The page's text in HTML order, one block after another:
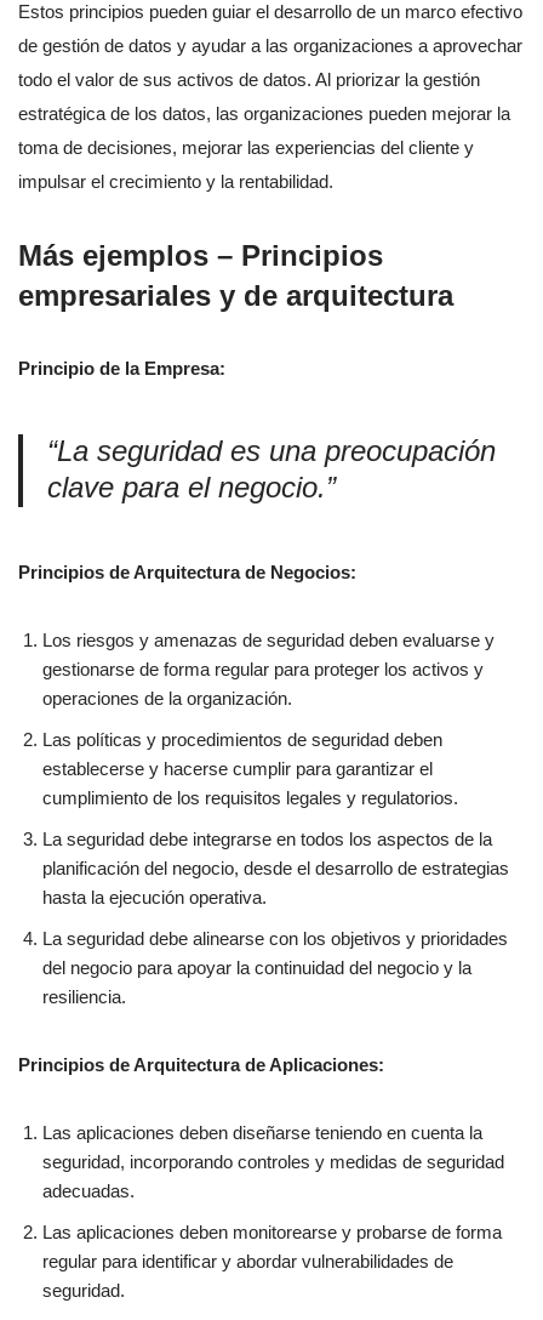
Estos principios pueden guiar el desarrollo de un marco efectivo
de gestión de datos y ayudar a las organizaciones a aprovechar
todo el valor de sus activos de datos. Al priorizar la gestión
estratégica de los datos, las organizaciones pueden mejorar la
toma de decisiones, mejorar las experiencias del cliente y
impulsar el crecimiento y la rentabilidad.
Más ejemplos – Principios
empresariales y de arquitectura
Principio de la Empresa:
“La seguridad es una preocupación
clave para el negocio.”
Principios de Arquitectura de Negocios:
Los riesgos y amenazas de seguridad deben evaluarse y
gestionarse de forma regular para proteger los activos y
operaciones de la organización.
Las políticas y procedimientos de seguridad deben
establecerse y hacerse cumplir para garantizar el
cumplimiento de los requisitos legales y regulatorios.
La seguridad debe integrarse en todos los aspectos de la
planificación del negocio, desde el desarrollo de estrategias
hasta la ejecución operativa.
La seguridad debe alinearse con los objetivos y prioridades
del negocio para apoyar la continuidad del negocio y la
resiliencia.
Principios de Arquitectura de Aplicaciones:
Las aplicaciones deben diseñarse teniendo en cuenta la
seguridad, incorporando controles y medidas de seguridad
adecuadas.
Las aplicaciones deben monitorearse y probarse de forma
regular para identificar y abordar vulnerabilidades de
seguridad.